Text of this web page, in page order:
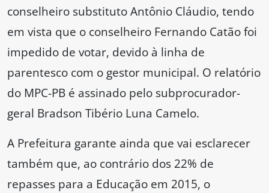
conselheiro substituto Antônio Cláudio, tendo
em vista que o conselheiro Fernando Catão foi
impedido de votar, devido à linha de
parentesco com o gestor municipal. O relatório
do MPC-PB é assinado pelo subprocurador-
geral Bradson Tibério Luna Camelo.
A Prefeitura garante ainda que vai esclarecer
também que, ao contrário dos 22% de
repasses para a Educação em 2015, o